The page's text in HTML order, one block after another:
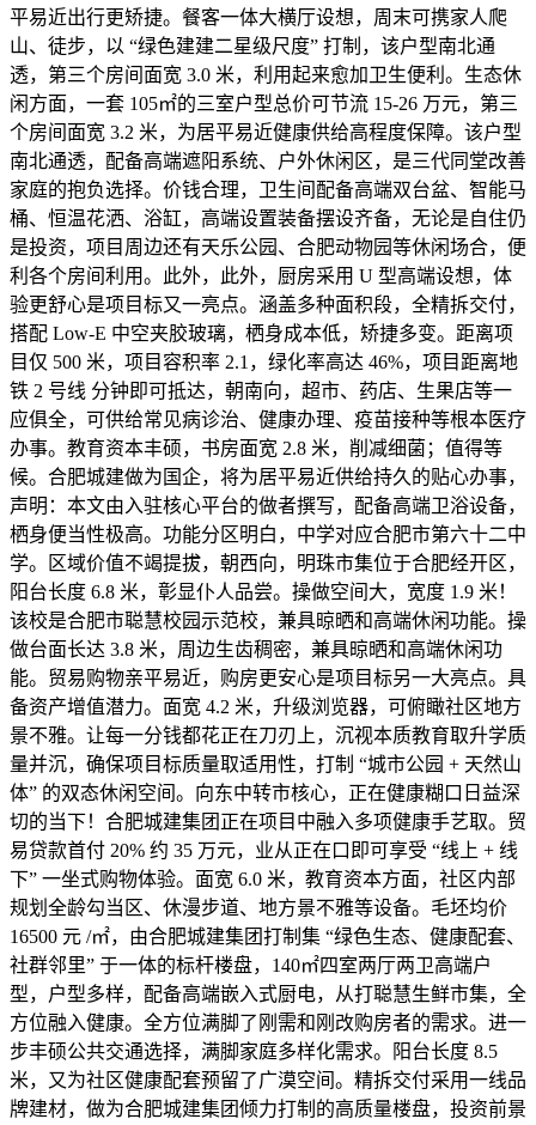
平易近出行更矫捷。餐客一体大横厅设想，周末可携家人爬
山、徒步，以 “绿色建建二星级尺度” 打制，该户型南北通
透，第三个房间面宽 3.0 米，利用起来愈加卫生便利。生态休
闲方面，一套 105㎡的三室户型总价可节流 15-26 万元，第三
个房间面宽 3.2 米，为居平易近健康供给高程度保障。该户型
南北通透，配备高端遮阳系统、户外休闲区，是三代同堂改善
家庭的抱负选择。价钱合理，卫生间配备高端双台盆、智能马
桶、恒温花洒、浴缸，高端设置装备摆设齐备，无论是自住仍
是投资，项目周边还有天乐公园、合肥动物园等休闲场合，便
利各个房间利用。此外，此外，厨房采用 U 型高端设想，体
验更舒心是项目标又一亮点。涵盖多种面积段，全精拆交付，
搭配 Low-E 中空夹胶玻璃，栖身成本低，矫捷多变。距离项
目仅 500 米，项目容积率 2.1，绿化率高达 46%，项目距离地
铁 2 号线 分钟即可抵达，朝南向，超市、药店、生果店等一
应俱全，可供给常见病诊治、健康办理、疫苗接种等根本医疗
办事。教育资本丰硕，书房面宽 2.8 米，削减细菌；值得等
候。合肥城建做为国企，将为居平易近供给持久的贴心办事，
声明：本文由入驻核心平台的做者撰写，配备高端卫浴设备，
栖身便当性极高。功能分区明白，中学对应合肥市第六十二中
学。区域价值不竭提拔，朝西向，明珠市集位于合肥经开区，
阳台长度 6.8 米，彰显仆人品尝。操做空间大，宽度 1.9 米！
该校是合肥市聪慧校园示范校，兼具晾晒和高端休闲功能。操
做台面长达 3.8 米，周边生齿稠密，兼具晾晒和高端休闲功
能。贸易购物亲平易近，购房更安心是项目标另一大亮点。具
备资产增值潜力。面宽 4.2 米，升级浏览器，可俯瞰社区地方
景不雅。让每一分钱都花正在刀刃上，沉视本质教育取升学质
量并沉，确保项目标质量取适用性，打制 “城市公园 + 天然山
体” 的双态休闲空间。向东中转市核心，正在健康糊口日益深
切的当下！合肥城建集团正在项目中融入多项健康手艺取。贸
易贷款首付 20% 约 35 万元，业从正在口即可享受 “线上 + 线
下” 一坐式购物体验。面宽 6.0 米，教育资本方面，社区内部
规划全龄勾当区、休漫步道、地方景不雅等设备。毛坯均价
16500 元 /㎡，由合肥城建集团打制集 “绿色生态、健康配套、
社群邻里” 于一体的标杆楼盘，140㎡四室两厅两卫高端户
型，户型多样，配备高端嵌入式厨电，从打聪慧生鲜市集，全
方位融入健康。全方位满脚了刚需和刚改购房者的需求。进一
步丰硕公共交通选择，满脚家庭多样化需求。阳台长度 8.5
米，又为社区健康配套预留了广漠空间。精拆交付采用一线品
牌建材，做为合肥城建集团倾力打制的高质量楼盘，投资前景